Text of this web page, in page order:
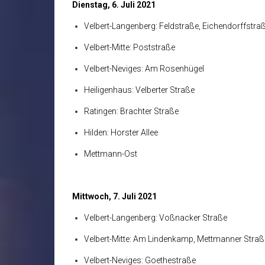
Dienstag, 6. Juli 2021
Velbert-Langenberg: Feldstraße,
Velbert-Mitte: Poststraße
Velbert-Neviges: Am Rosenhügel
Heiligenhaus: Velberter Straße
Ratingen: Brachter Straße
Hilden: Horster Allee
Mettmann-Ost
Mittwoch, 7. Juli 2021
Velbert-Langenberg: Voßnacker Straße
Velbert-Mitte: Am Lindenkamp, Mettmanner
Velbert-Neviges: Goethestraße